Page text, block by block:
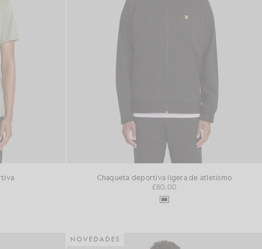
Chaqueta deportiva ligera de atletismo
£80.00
NOVEDADES